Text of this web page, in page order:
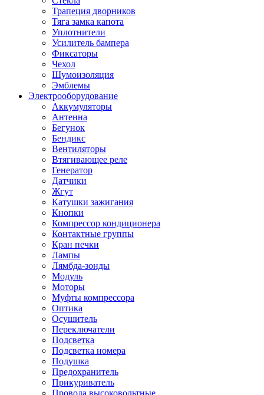
Трапеция дворников
Тяга замка капота
Уплотнители
Усилитель бампера
Фиксаторы
Чехол
Шумоизоляция
Эмблемы
Электрооборудование
Аккумуляторы
Антенна
Бегунок
Бендикс
Вентиляторы
Втягивающее реле
Генератор
Датчики
Жгут
Катушки зажигания
Кнопки
Компрессор кондиционера
Контактные группы
Кран печки
Лампы
Лямбда-зонды
Модуль
Моторы
Муфты компрессора
Оптика
Осушитель
Переключатели
Подсветка
Подсветка номера
Подушка
Предохранитель
Прикуриватель